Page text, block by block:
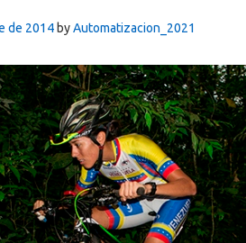
de 2014 byAutomatizacion_2021